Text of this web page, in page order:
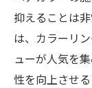
抑えることは
は、カラーリ
ューが人気を
性を向上させ